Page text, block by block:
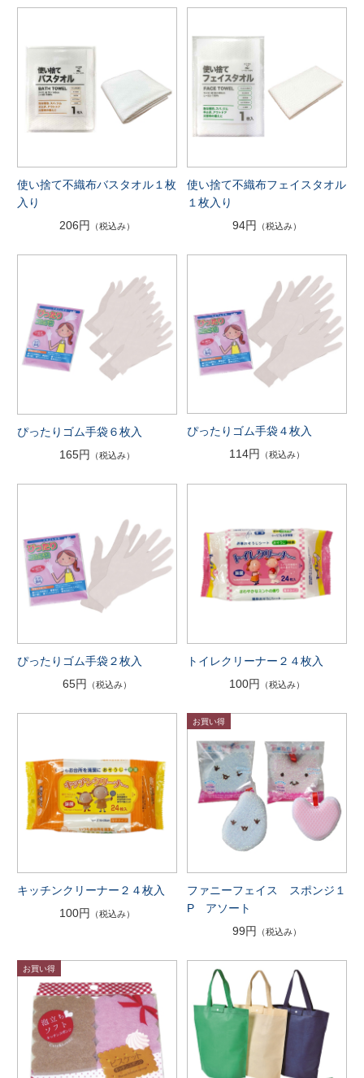
使い捨て不織布バスタオル１枚
入り
206円
（税込み）
使い捨て不織布フェイスタオル
１枚入り
94円
（税込み）
ぴったりゴム手袋６枚入
165円
（税込み）
ぴったりゴム手袋４枚入
114円
（税込み）
ぴったりゴム手袋２枚入
65円
（税込み）
トイレクリーナー２４枚入
100円
（税込み）
キッチンクリーナー２４枚入
100円
（税込み）
ファニーフェイス スポンジ１
P アソート
99円
（税込み）